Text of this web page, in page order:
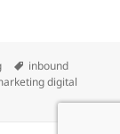
Tags
inbound
digital